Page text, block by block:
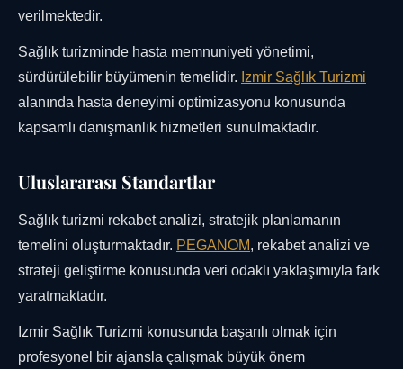
verilmektedir.
Sağlık turizminde hasta memnuniyeti yönetimi,
sürdürülebilir büyümenin temelidir. Izmir Sağlık Turizmi
alanında hasta deneyimi optimizasyonu konusunda
kapsamlı danışmanlık hizmetleri sunulmaktadır.
Uluslararası Standartlar
Sağlık turizmi rekabet analizi, stratejik planlamanın
temelini oluşturmaktadır. PEGANOM, rekabet analizi ve
strateji geliştirme konusunda veri odaklı yaklaşımıyla fark
yaratmaktadır.
Izmir Sağlık Turizmi konusunda başarılı olmak için
profesyonel bir ajansla çalışmak büyük önem